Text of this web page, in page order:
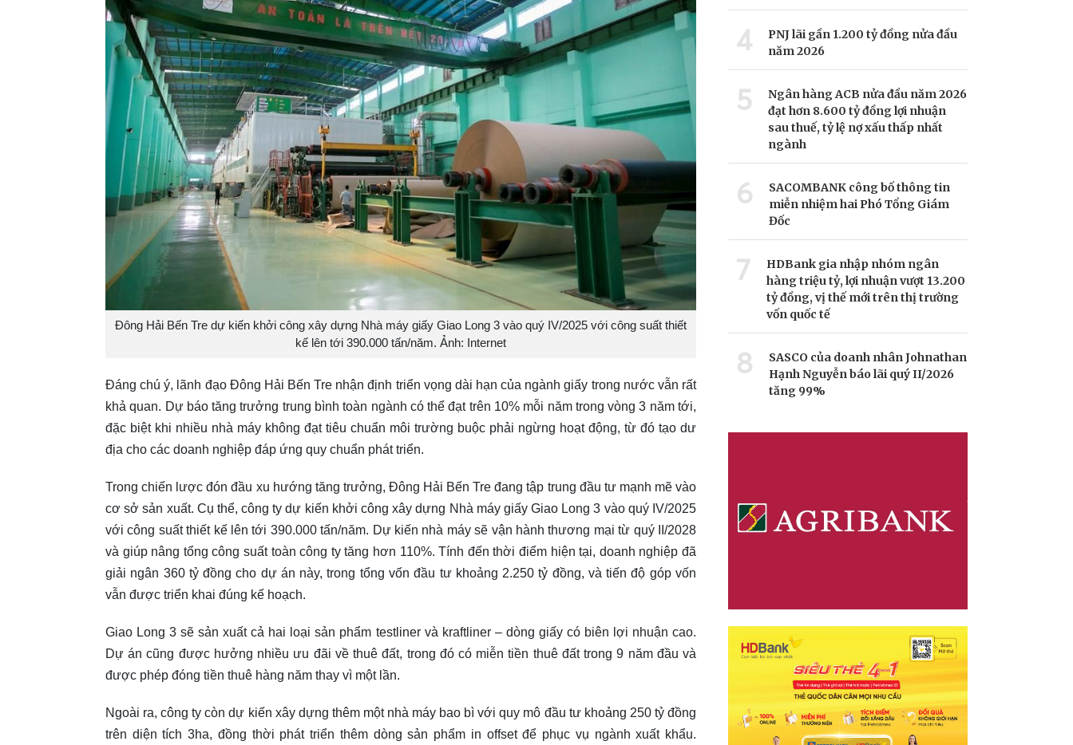
Đông Hải Bến Tre dự kiến khởi công xây dựng Nhà máy giấy Giao Long 3 vào quý IV/2025 với công suất thiết
kế lên tới 390.000 tấn/năm. Ảnh: Internet
Đáng chú ý, lãnh đạo Đông Hải Bến Tre nhận định triển vọng dài hạn của ngành giấy trong nước vẫn rất
khả quan. Dự báo tăng trưởng trung bình toàn ngành có thể đạt trên 10% mỗi năm trong vòng 3 năm tới,
đặc biệt khi nhiều nhà máy không đạt tiêu chuẩn môi trường buộc phải ngừng hoạt động, từ đó tạo dư
địa cho các doanh nghiệp đáp ứng quy chuẩn phát triển.
Trong chiến lược đón đầu xu hướng tăng trưởng, Đông Hải Bến Tre đang tập trung đầu tư mạnh mẽ vào
cơ sở sản xuất. Cụ thể, công ty dự kiến khởi công xây dựng Nhà máy giấy Giao Long 3 vào quý IV/2025
với công suất thiết kế lên tới 390.000 tấn/năm. Dự kiến nhà máy sẽ vận hành thương mại từ quý II/2028
và giúp nâng tổng công suất toàn công ty tăng hơn 110%. Tính đến thời điểm hiện tại, doanh nghiệp đã
giải ngân 360 tỷ đồng cho dự án này, trong tổng vốn đầu tư khoảng 2.250 tỷ đồng, và tiến độ góp vốn
vẫn được triển khai đúng kế hoạch.
Giao Long 3 sẽ sản xuất cả hai loại sản phẩm testliner và kraftliner – dòng giấy có biên lợi nhuận cao.
Dự án cũng được hưởng nhiều ưu đãi về thuê đất, trong đó có miễn tiền thuê đất trong 9 năm đầu và
được phép đóng tiền thuê hàng năm thay vì một lần.
Ngoài ra, công ty còn dự kiến xây dựng thêm một nhà máy bao bì với quy mô đầu tư khoảng 250 tỷ đồng
trên diện tích 3ha, đồng thời phát triển thêm dòng sản phẩm in offset để phục vụ ngành xuất khẩu.
4
PNJ lãi gần 1.200 tỷ đồng nửa đầu
năm 2026
5
Ngân hàng ACB nửa đầu năm 2026
đạt hơn 8.600 tỷ đồng lợi nhuận
sau thuế, tỷ lệ nợ xấu thấp nhất
ngành
6
SACOMBANK công bố thông tin
miễn nhiệm hai Phó Tổng Giám
Đốc
7
HDBank gia nhập nhóm ngân
hàng triệu tỷ, lợi nhuận vượt 13.200
tỷ đồng, vị thế mới trên thị trường
vốn quốc tế
8
SASCO của doanh nhân Johnathan
Hạnh Nguyễn báo lãi quý II/2026
tăng 99%